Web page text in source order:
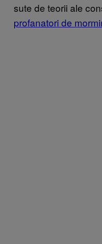
sute de teorii ale
profanatori de